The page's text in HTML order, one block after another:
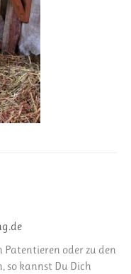
Patentieren oder zu den
so kannst Du Dich